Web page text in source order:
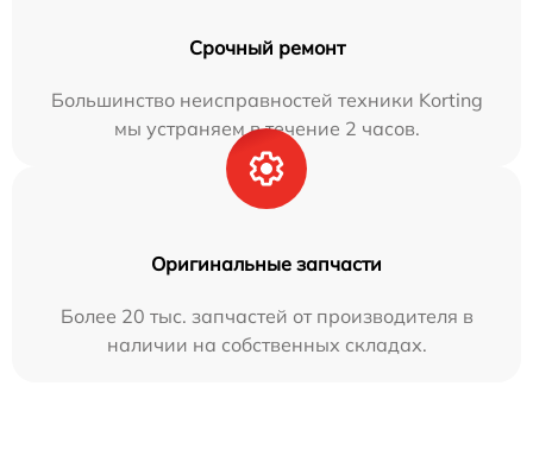
Срочный ремонт
Большинство неисправностей техники Korting
мы устраняем в течение 2 часов.
Оригинальные запчасти
Более 20 тыс. запчастей от производителя в
наличии на собственных складах.